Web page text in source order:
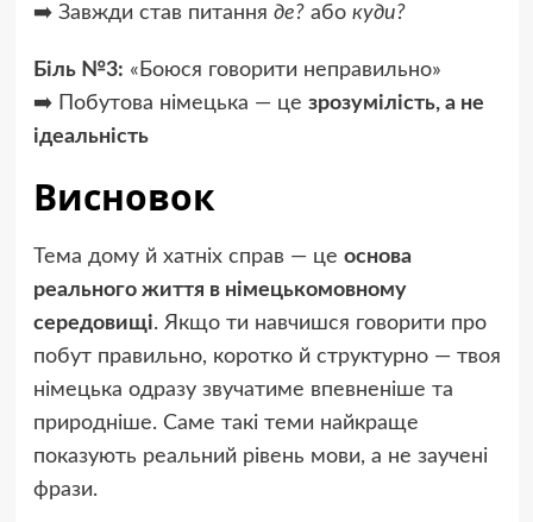
➡️ Завжди став питання де?або куди?
Біль №3: «Боюся говорити неправильно»
➡️ Побутова німецька — це зрозумілість, а не
ідеальність
Висновок
Тема дому й хатніх справ — це основа
реального життя в німецькомовному
середовищі. Якщо ти навчишся говорити про
побут правильно, коротко й структурно — твоя
німецька одразу звучатиме впевненіше та
природніше. Саме такі теми найкраще
показують реальний рівень мови, а не заучені
фрази.